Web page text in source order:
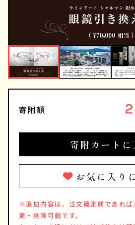
寄附額
寄附カートに
お気に入り
※追加内容は、注文確定前であれば
更・削除可能です。